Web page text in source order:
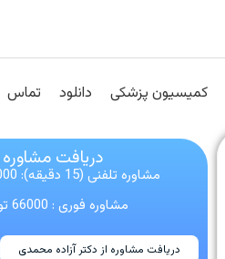
کمیسیون پزشکی دانلود تماس
دریافت مشاوره
مشاوره تلفنی (15 دقیقه): 60000 تومان
مشاوره فوری : 66000 تومان
دریافت مشاوره از دکتر آزاده محمدی